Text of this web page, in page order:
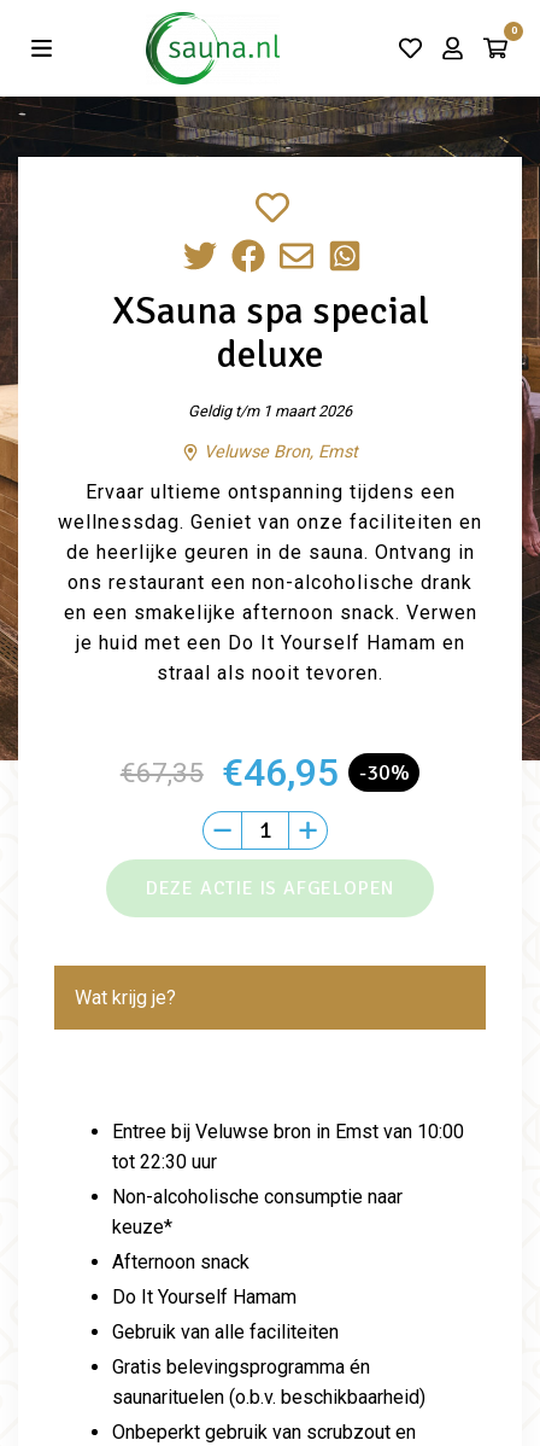
0
Vind de beste acties in één klik!
XSauna spa special
deluxe
Geldig t/m 1 maart 2026
Veluwse Bron, Emst
Ervaar ultieme ontspanning tijdens een
wellnessdag. Geniet van onze faciliteiten en
de heerlijke geuren in de sauna. Ontvang in
ons restaurant een non-alcoholische drank
en een smakelijke afternoon snack. Verwen
je huid met een Do It Yourself Hamam en
straal als nooit tevoren.
€67,35 €46,95 -30%
Wat krijg je?
Entree bij Veluwse bron in Emst van 10:00
tot 22:30 uur
Non-alcoholische consumptie naar
keuze*
Afternoon snack
Do It Yourself Hamam
Gebruik van alle faciliteiten
Gratis belevingsprogramma én
saunarituelen (o.b.v. beschikbaarheid)
Onbeperkt gebruik van scrubzout en